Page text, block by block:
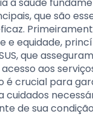
que são
e equidade,
que
aos
é crucial para
cuidados
de sua